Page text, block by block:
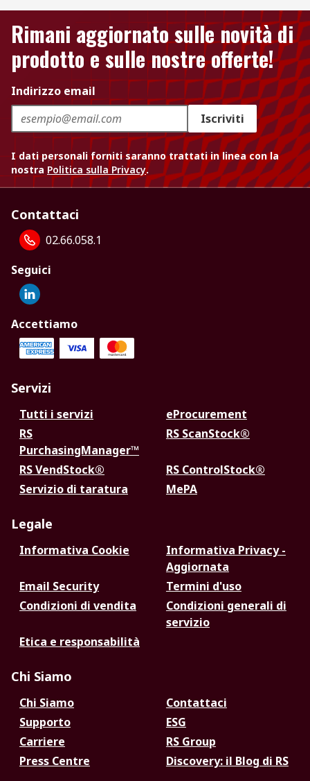
Rimani aggiornato sulle novità di
prodotto e sulle nostre offerte!
Indirizzo email
Iscriviti
I dati personali forniti saranno trattati in linea con la
nostra Politica sulla Privacy.
Contattaci
02.66.058.1
Seguici
Accettiamo
Servizi
Tutti i servizi
eProcurement
RS
PurchasingManager™
RS ScanStock®
RS VendStock®
RS ControlStock®
Servizio di taratura
MePA
Legale
Informativa Cookie
Informativa Privacy -
Aggiornata
Email Security
Termini d'uso
Condizioni di vendita
Condizioni generali di
servizio
Etica e responsabilità
Chi Siamo
Chi Siamo
Contattaci
Supporto
ESG
Carriere
RS Group
Press Centre
Discovery: il Blog di RS